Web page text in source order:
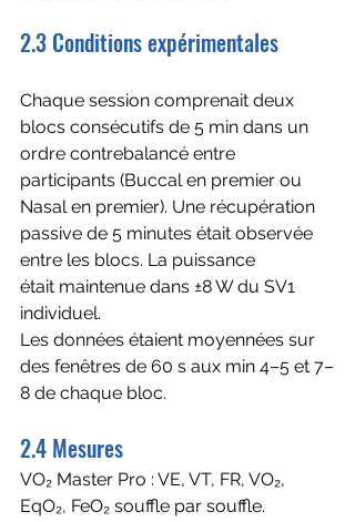
2.3 Conditions expérimentales
Chaque session comprenait deux
blocs consécutifs de 5 min dans un
ordre contrebalancé entre
participants (Buccal en premier ou
Nasal en premier). Une récupération
passive de 5 minutes était observée
entre les blocs. La puissance
était maintenue dans ±8 W du SV1
individuel.
Les données étaient moyennées sur
des fenêtres de 60 s aux min 4–5 et 7–
8 de chaque bloc.
2.4 Mesures
VO₂ Master Pro : VE, VT, FR, VO₂,
EqO₂, FeO₂ souffle par souffle.